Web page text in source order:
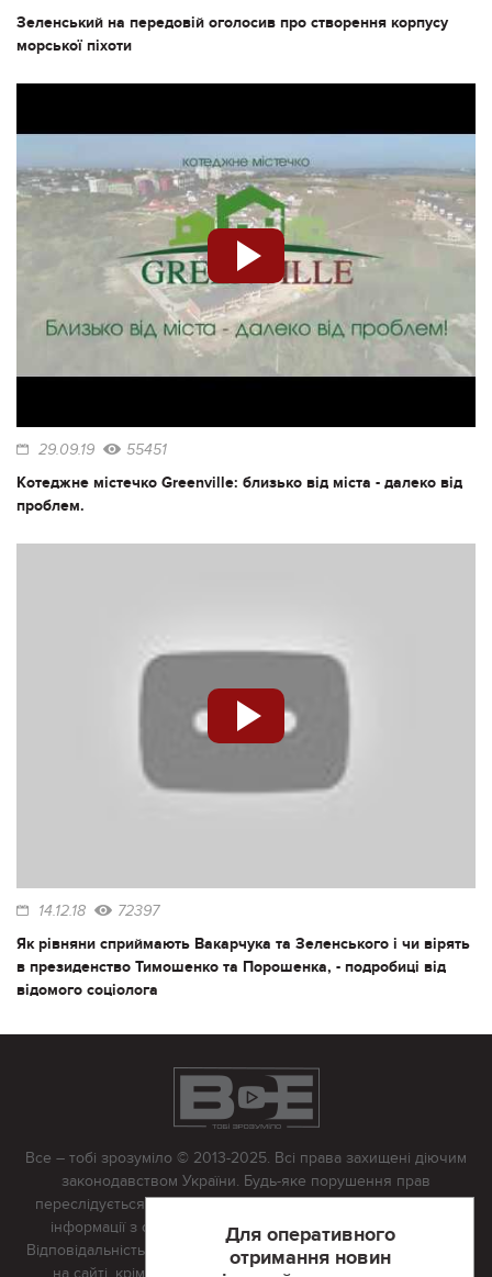
Зеленський на передовій оголосив про створення корпусу
морської піхоти
29.09.19 55451
Котеджне містечко Greenville: близько від міста - далеко від
проблем.
14.12.18 72397
Як рівняни сприймають Вакарчука та Зеленського і чи вірять
в президенство Тимошенко та Порошенка, - подробиці від
відомого соціолога
Для оперативного
отримання новин
Все – тобі зрозуміло © 2013-2025. Всі права захищені діючим
законодавством України. Будь-яке порушення прав
переслідується в судовому порядку. Будь-яке відтворення
інформації з сайту тільки з письмово дозволу редакції.
Відповідальність за достовірність усіх матеріалів, розміщених
на сайті, крім матеріалів, які містять посилання на інші